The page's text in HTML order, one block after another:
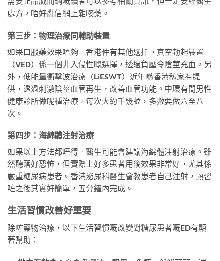
處方，唔好亂信網上雜嘜藥。
第三步：物理治療同輔助裝置
如果口服藥效果唔夠，香港仲有其他選擇。真空勃起裝置
（VED）係一個非入侵性嘅選擇，透過負壓令陰莖充血。另
外，低能量衝擊波治療（LiESWT）近年喺香港私家有提
供，透過刺激陰莖血管再生，改善血管功能。中環有間男性
健康診所做呢種治療，每次大約千幾蚊，多數要做六至八
次。
第四步：海綿體注射治療
如果以上方法都唔得，醫生可能會建議海綿體注射治療。雖
然聽落好恐怖，但實際上好多患者用後效果非常好，尤其係
嚴重糖尿病患者。香港泌尿科醫生會教患者自己注射，熟習
咗之後其實好簡單，五分鐘內完成。
生活習慣改善好重要
除咗藥物治療，以下生活習慣嘅改變對糖尿患者嘅ED有顯
著幫助：